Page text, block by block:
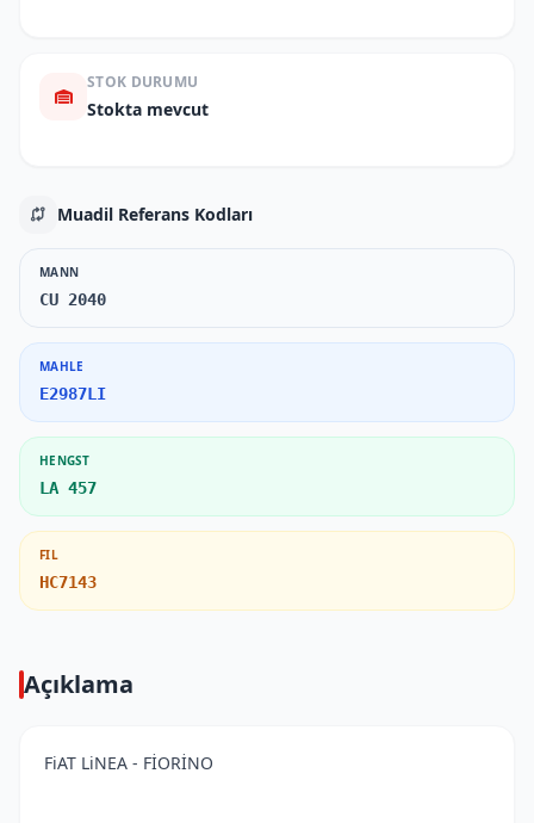
STOK DURUMU
Stokta mevcut
Muadil Referans Kodları
MANN
CU 2040
MAHLE
E2987LI
HENGST
LA 457
FIL
HC7143
Açıklama
FiAT LiNEA - FİORİNO